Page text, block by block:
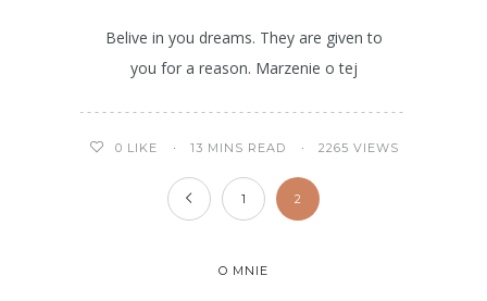
Belive in you dreams. They are given to
you for a reason. Marzenie o tej
0 LIKE 13 MINS READ 2265 VIEWS
1 2
O MNIE